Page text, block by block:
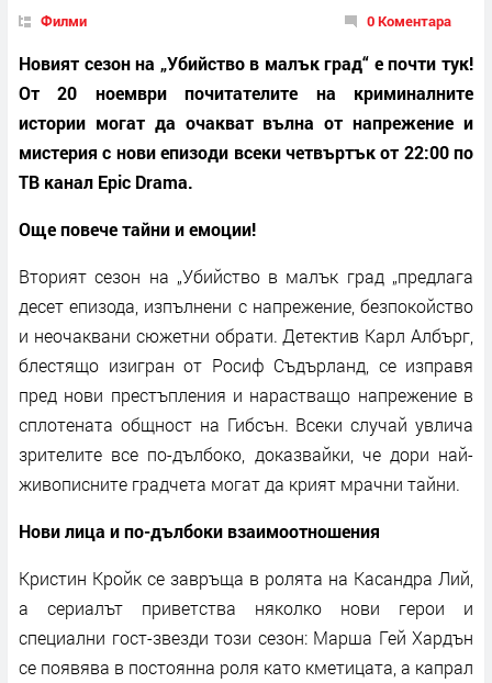
Филми 0 Коментара
Новият сезон на „Убийство в малък град“ е почти тук!
От 20 ноември почитателите на криминалните
истории могат да очакват вълна от напрежение и
мистерия с нови епизоди всеки четвъртък от 22:00 по
ТВ канал Epic Drama.
Още повече тайни и емоции!
Вторият сезон на „Убийство в малък град „предлага
десет епизода, изпълнени с напрежение, безпокойство
и неочаквани сюжетни обрати. Детектив Карл Албърг,
блестящо изигран от Росиф Съдърланд, се изправя
пред нови престъпления и нарастващо напрежение в
сплотената общност на Гибсън. Всеки случай увлича
зрителите все по-дълбоко, доказвайки, че дори най-
живописните градчета могат да крият мрачни тайни.
Нови лица и по-дълбоки взаимоотношения
Кристин Кройк се завръща в ролята на Касандра Лий,
а сериалът приветства няколко нови герои и
специални гост-звезди този сезон: Марша Гей Хардън
се появява в постоянна роля като кметицата, а капрал